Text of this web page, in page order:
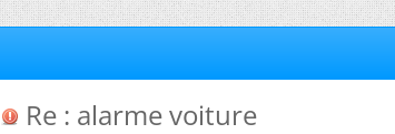
Re : alarme voiture